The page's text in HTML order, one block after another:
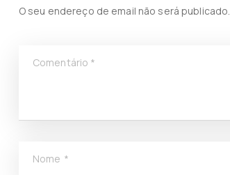
O seu endereço de email não será publicado.
Comentário *
Nome *